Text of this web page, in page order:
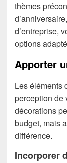
thèmes
d’entreprise,
options
Apporter
Les éléments
perception de
décorations
budget, mais
différence.
Incorporer